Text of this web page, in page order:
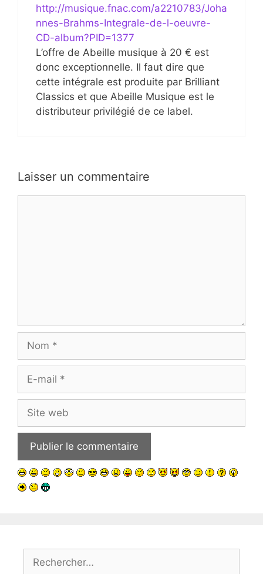
http://musique.fnac.com/a2210783/Joha
nnes-Brahms-Integrale-de-l-oeuvre-
CD-album?PID=1377
L’offre de Abeille musique à 20 € est
donc exceptionnelle. Il faut dire que
cette intégrale est produite par Brilliant
Classics et que Abeille Musique est le
distributeur privilégié de ce label.
Laisser un commentaire
Nom
Site
web
Rechercher :